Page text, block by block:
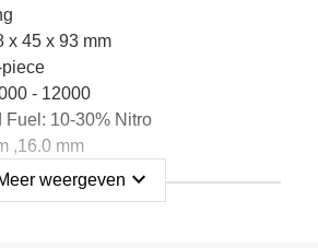
x 45 x 93 mm
piece
- 12000
Fuel: 10-30% Nitro
,16.0 mm
weergeven expand_more